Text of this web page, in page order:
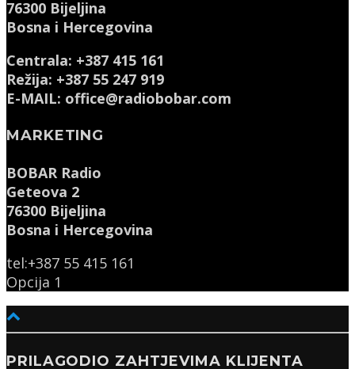
76300 Bijeljina
Bosna i Hercegovina
Centrala: +387 415 161
Režija: +387 55 247 919
E-MAIL: office@radiobobar.com
MARKETING
BOBAR Radio
Geteova 2
76300 Bijeljina
Bosna i Hercegovina
tel:+387 55 415 161
Opcija 1
PRILAGODIO ZAHTJEVIMA KLIJENTA